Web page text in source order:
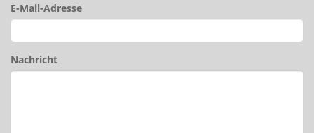
E-Mail-Adresse
Nachricht